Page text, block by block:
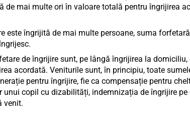
de mai multe ori în valoare totală pentru îngrijirea
este îngrijită de mai multe persoane, suma
de îngrijire sunt, pe lângă îngrijirea la
acordată. Veniturile sunt, în principiu, toate
pentru îngrijire, fie ca compensație pentru
unui copil cu dizabilități, indemnizația de îngrijire
venit.